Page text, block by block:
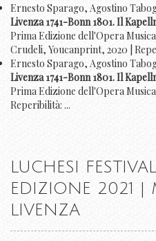
Ernesto Sparago, Agostino
Livenza 1741-Bonn 1801. Il
Prima Edizione dell'Opera
Crudeli, Youcanprint, 2020 |
Ernesto Sparago, Agostino
Livenza 1741-Bonn 1801. Il
Prima Edizione dell'Opera
Reperibilità: ...
LUCHESI
EDIZIONE 2021 |
LIVENZA